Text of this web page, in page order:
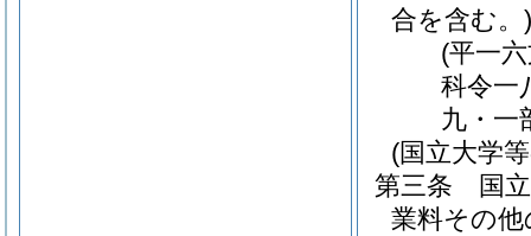
合を含む。)
(平一
科令一
九・一
(国立大学
第三条
国
業料その